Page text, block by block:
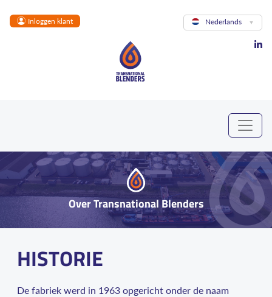
Inloggen klant Nederlands
Over Transnational Blenders
HISTORIE
De fabriek werd in 1963 opgericht onder de naam